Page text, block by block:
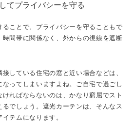
てプライバシーを守る
ことで、プライバシーを守ることもで
時間帯に関係なく、外からの視線を遮断
している住宅の窓と近い場合などは、
ってしまいますよね。 ご自宅で過ごし
ればならないのは、かなり窮屈でスト
でしょう。 遮光カーテンは、そんなス
テムになります。